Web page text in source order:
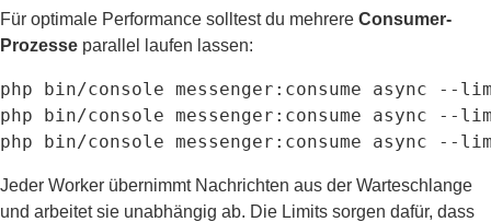
Für optimale Performance solltest du mehrere Consumer-
Prozesse parallel laufen lassen:
php bin/console messenger:consume async --
php bin/console messenger:consume async --
php bin/console messenger:consume async --
Jeder Worker übernimmt Nachrichten aus der Warteschlange
und arbeitet sie unabhängig ab. Die Limits sorgen dafür, dass